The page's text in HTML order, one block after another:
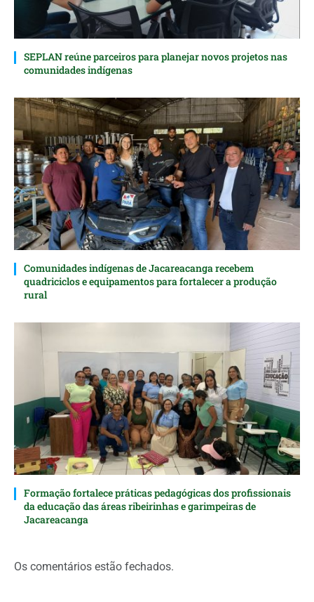
SEPLAN reúne parceiros para planejar novos projetos nas
comunidades indígenas
Comunidades indígenas de Jacareacanga recebem
quadriciclos e equipamentos para fortalecer a produção
rural
Formação fortalece práticas pedagógicas dos profissionais
da educação das áreas ribeirinhas e garimpeiras de
Jacareacanga
Os comentários estão fechados.